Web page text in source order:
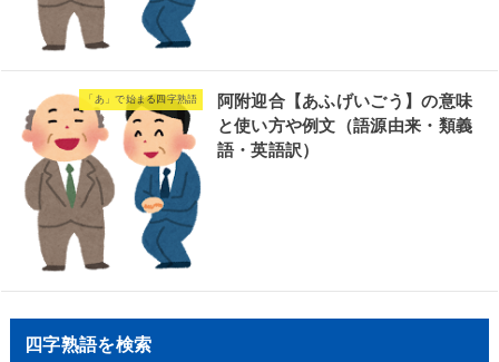
「あ」で始まる四字熟語
阿附迎合【あふげいごう】の意味
と使い方や例文（語源由来・類義
語・英語訳）
四字熟語を検索